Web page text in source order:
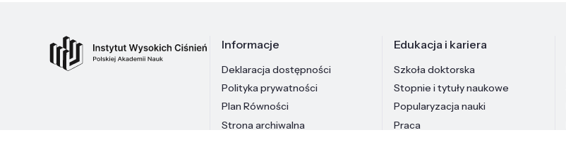
Informacje
Deklaracja dostępności
Polityka prywatności
Plan Równości
Strona archiwalna
Edukacja i kariera
Szkoła doktorska
Stopnie i tytuły naukowe
Popularyzacja nauki
Praca